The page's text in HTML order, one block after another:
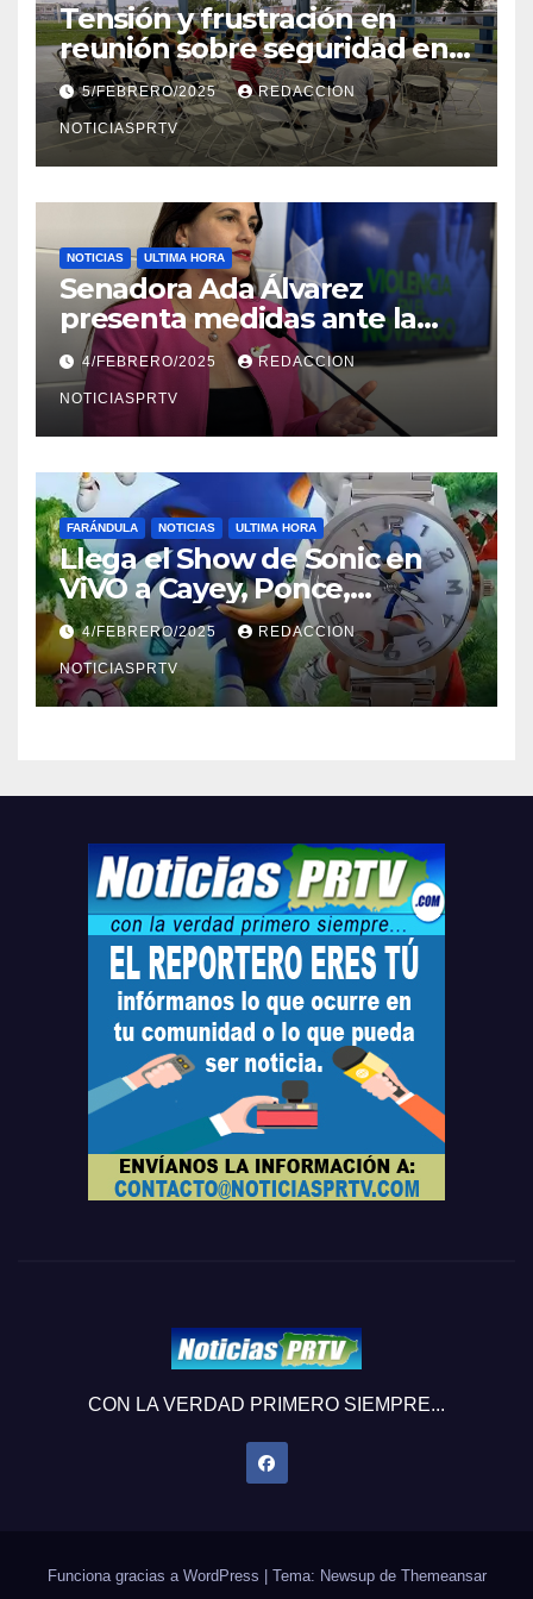
Tensión y frustración en
reunión sobre seguridad en
Reparto Metropolitano
5/FEBRERO/2025 REDACCION
NOTICIASPRTV
NOTICIAS ULTIMA HORA
Senadora Ada Álvarez
presenta medidas ante la
violencia en el noviazgo
4/FEBRERO/2025 REDACCION
NOTICIASPRTV
FARÁNDULA NOTICIAS ULTIMA HORA
Llega el Show de Sonic en
ViVO a Cayey, Ponce,
Barceloneta y Humacao,
Relojes gratis para el que
compre ahora….
4/FEBRERO/2025 REDACCION
NOTICIASPRTV
CON LA VERDAD PRIMERO SIEMPRE...
Funciona gracias a WordPress | Tema: Newsup de Themeansar